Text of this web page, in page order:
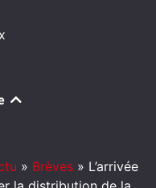
» Brèves » L’arrivée